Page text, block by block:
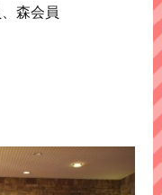
森会員